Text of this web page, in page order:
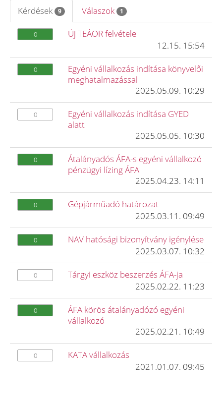
Kérdések 9 Válaszok 1
0
Új TEÁOR felvétele
12.15. 15:54
0
Egyéni vállalkozás indítása könyvelői
meghatalmazással
2025.05.09. 10:29
0
Egyéni vállalkozás indítása GYED
alatt
2025.05.05. 10:30
0
Átalányadós ÁFA-s egyéni vállalkozó
pénzügyi lízing ÁFA
2025.04.23. 14:11
0
Gépjárműadó határozat
2025.03.11. 09:49
0
NAV hatósági bizonyítvány igénylése
2025.03.07. 10:32
0
Tárgyi eszköz beszerzés ÁFA-ja
2025.02.22. 11:23
0
ÁFA körös átalányadózó egyéni
vállalkozó
2025.02.21. 10:49
0
KATA vállalkozás
2021.01.07. 09:45